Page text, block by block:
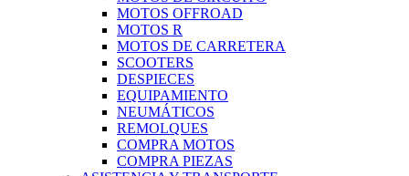
MOTOS OFFROAD
MOTOS R
MOTOS DE CARRETERA
SCOOTERS
DESPIECES
EQUIPAMIENTO
NEUMÁTICOS
REMOLQUES
COMPRA MOTOS
COMPRA PIEZAS